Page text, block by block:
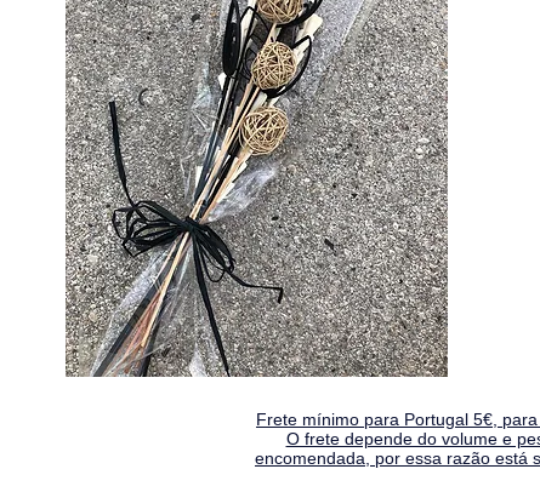
Frete mínimo para Portugal 5€,
O frete depende do volume e
encomendada, por essa razão está